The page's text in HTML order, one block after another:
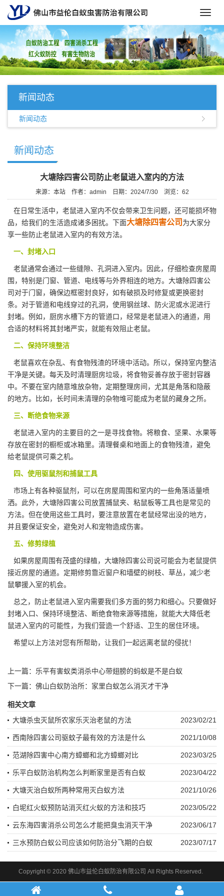
新闻动态
新闻动态
新闻动态
大塘除四害公司防止老鼠进入室内的方法
来源：本站 作者：admin 日期：2024/7/30 浏览： 62
在日常生活中，老鼠进入室内不仅会带来卫生问题，还可能损坏物
品，给我们的生活造成诸多困扰。下面大塘除四害公司 为大家分
享一些防止老鼠进入室内的有效方法。
一、封堵入口
老鼠通常会通过一些缝隙、孔洞进入室内。因此，仔细检查房屋周
围，特别是门窗、管道、电线等与外界相连的地方。大塘除四害公
司对于门窗，确保边框密封良好，如有破损及时修复或更换密封
条。对于管道和电线穿过的孔洞，使用钢丝球、防火泥或水泥进行
封堵。例如，厨房水槽下方的管道口，经常是老鼠进入的通道，用
合适的材料将其封堵严实，就能有效阻止老鼠。
二、保持环境整洁
老鼠喜欢在杂乱、有食物残渣的环境中活动。所以，保持室内整洁
干净是关键。每天及时清理厨房垃圾，将食物妥善存放于密封容器
中。不要在室内随意堆放杂物，定期整理房间，尤其是角落和隐蔽
的地方。比如，长时间未清理的杂物堆可能成为老鼠的藏身之所。
三、断绝食物来源
老鼠进入室内的主要目的之一是寻找食物。将粮食、坚果、水果等
存放在密封的橱柜或冰箱里。清理餐桌和地面上的食物残渣，避免
给老鼠提供可乘之机。
四、使用驱鼠剂和捕鼠工具
市场上有各种驱鼠剂，可以在房屋周围和室内的一些角落适量喷
洒。此外，大塘除四害公司放置捕鼠夹、粘鼠板等工具也是常见的
方法。但在使用这些工具时，要注意放置在老鼠经常出没的地方，
并且要保证安全，避免对人和宠物造成伤害。
五、修剪绿植
如果房屋周围有茂盛的绿植，大塘除四害公司说可能会为老鼠提供
接近房屋的通道。定期修剪靠近窗户和墙壁的树枝、草丛， 减少老
鼠攀援入室的机会。
总之，防止老鼠进入室内需要我们多方面的努力和细心。只要做好
封堵入口、保持环境整洁、断绝食物来源等措施，就能大大降低老
鼠进入室内的可能性，为我们营造一个舒适、卫生的居住环境。
希望以上方法对您有所帮助，让我们一起远离老鼠的侵扰！
上一篇： 乐平有害蚁类消杀中心带翅膀的蚂蚁是不是白蚁
下一篇： 佛山白蚁防治所：家里白蚁怎么消灭才干净
相关文章
2023/02/21
大塘杀虫灭鼠所农家乐灭治老鼠的方法
2021/10/08
西南除四害公司驱蚊子最有效的方法是什么
2023/03/25
范湖除四害中心南方蟑螂和北方蟑螂对比
2023/04/22
乐平白蚁防治机构怎么判断家里是否有白蚁
2021/10/26
大塘灭治白蚁所两种常用灭白蚁方法
2023/05/22
白坭红火蚁预防站消灭红火蚁的方法和技巧
2023/06/17
云东海四害消杀公司怎么才能把臭虫消灭干净
2023/07/17
三水预防白蚁公司应该如何防治分飞期的白蚁
Copyright © 2020 佛山市益伦白蚁防治有限公司 All Rights Reserved.